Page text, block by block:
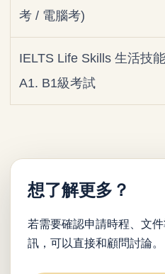
考 / 電腦考)
IELTS Life Skills 生活技能
A1. B1級考試
想了解更多？
若需要確認申請時程、文
訊，可以直接和顧問討論。